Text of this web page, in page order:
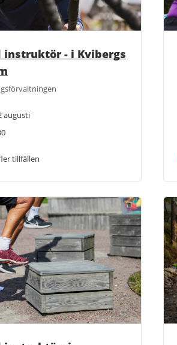
instruktör - i Kvibergs
augusti
tillfällen